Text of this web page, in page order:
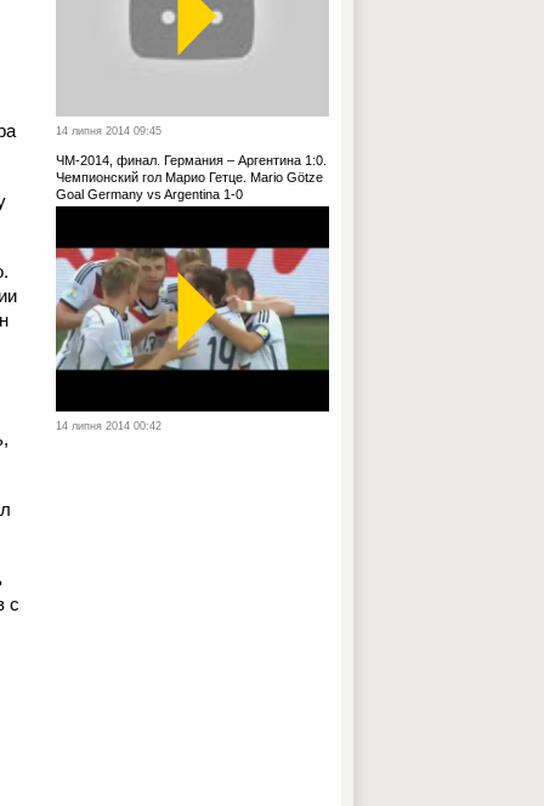
с
14 липня 2014 09:45
ЧМ-2014, финал. Германия – Аргентина 1:0.
Чемпионский гол Марио Гетце. Mario Götze
Goal Germany vs Argentina 1-0
14 липня 2014 00:42